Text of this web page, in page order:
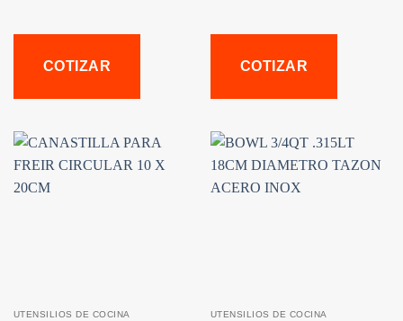
COTIZAR COTIZAR
UTENSILIOS DE COCINA UTENSILIOS DE COCINA